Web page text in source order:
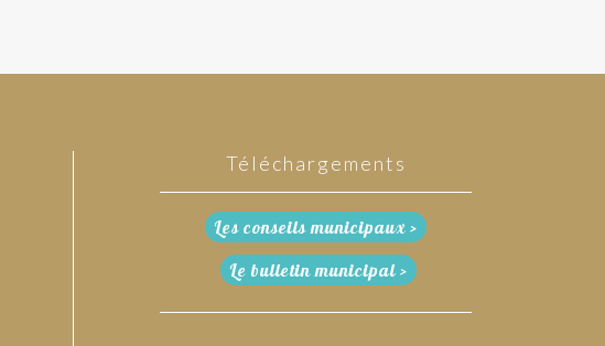
Téléchargements
Les conseils municipaux >
Le bulletin municipal >